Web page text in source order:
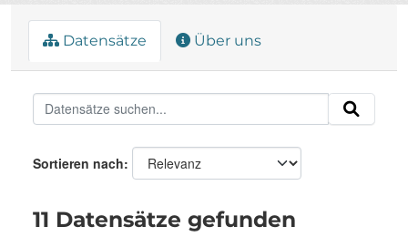
Datensätze Über uns
Sortieren nach
11 Datensätze gefunden